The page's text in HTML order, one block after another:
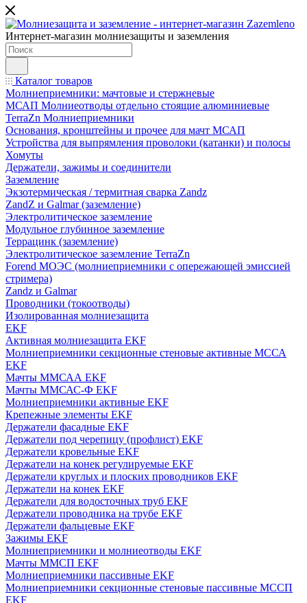
Интернет-магазин молниезащиты и заземления
Каталог товаров
Молниеприемники: мачтовые и стержневые
МСАП Молниеотводы отдельно стоящие алюминиевые
TerraZn Молниеприемники
Основания, кронштейны и прочее для мачт МСАП
Устройства для выпрямления проволоки (катанки) и полосы
Хомуты
Держатели, зажимы и соединители
Заземление
Экзотермическая / термитная сварка Zandz
ZandZ и Galmar (заземление)
Электролитическое заземление
Модульное глубинное заземление
Террацинк (заземление)
Электролитическое заземление TerraZn
Forend МОЭС (молниеприемники с опережающей эмиссией
стримера)
Zandz и Galmar
Проводники (токоотводы)
Изолированная молниезащита
EKF
Активная молниезащита EKF
Молниеприемники секционные стеновые активные МССА
EKF
Мачты ММСАА EKF
Мачты ММСАС-Ф EKF
Молниеприемники активные EKF
Крепежные элементы EKF
Держатели фасадные EKF
Держатели под черепицу (профлист) EKF
Держатели кровельные EKF
Держатели на конек регулируемые EKF
Держатели круглых и плоских проводников EKF
Держатели на конек EKF
Держатели для водосточных труб EKF
Держатели проводника на трубе EKF
Держатели фальцевые EKF
Зажимы EKF
Молниеприемники и молниеотводы EKF
Мачты ММСП EKF
Молниеприемники пассивные EKF
Молниеприемники секционные стеновые пассивные МССП
EKF